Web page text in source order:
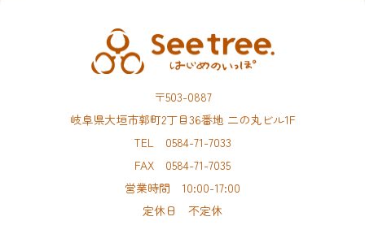
〒503-0887
岐阜県大垣市郭町2丁目36番地 二の丸ビル1F
TEL 0584-71-7033
FAX 0584-71-7035
営業時間 10:00-17:00
定休日 不定休